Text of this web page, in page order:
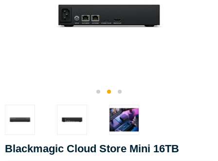
Blackmagic Cloud Store Mini 16TB